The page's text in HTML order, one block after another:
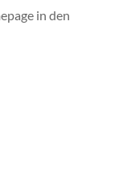
in den